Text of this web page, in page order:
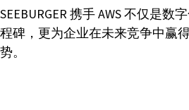
SEEBURGER 携手 AWS 不仅是数
程碑，更为企业在未来竞争中赢
势。